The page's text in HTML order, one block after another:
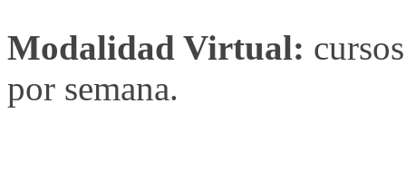
Modalidad Virtual:
por semana.